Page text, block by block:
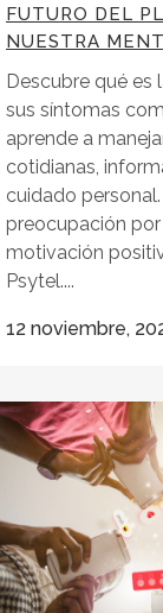
FUTURO DEL
NUESTRA
Descubre qué es
sus síntomas
aprende a
cotidianas,
cuidado
preocupación
motivación
Psytel....
12 noviembre,